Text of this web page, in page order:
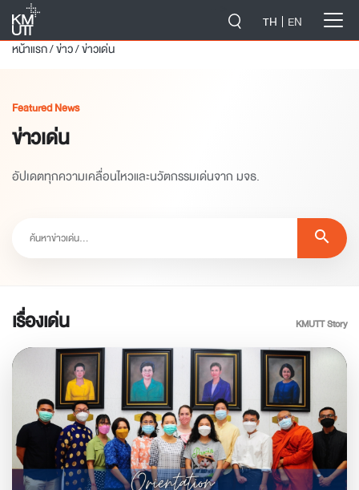
TH
EN
หน้าแรก/ข่าว/ข่าวเด่น
Featured News
ข่าวเด่น
อัปเดตทุกความเคลื่อนไหวและนวัตกรรมเด่นจาก มจธ.
search
เรื่องเด่น KMUTT Story